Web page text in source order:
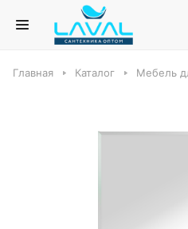
Главная Каталог Мебель